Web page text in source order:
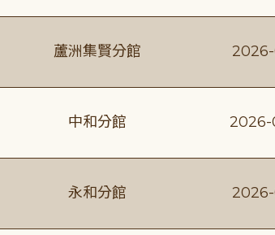
蘆洲集賢分館
中和分館
永和分館